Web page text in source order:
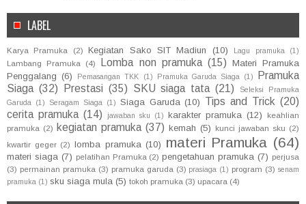
LABEL
Karya Pramuka (2) Kegiatan Sako SIT Madiun (10) Lagu pramuka (1)
Lambang Pramuka (4) Lomba non pramuka (15) Materi Pramuka
Penggalang (6) Pemasangan TKK (1) Pramuka Garuda Siaga (1)
Pramuka
Siaga (32) Prestasi (35) SKU siaga tata (21)
Seleksi Pramuka
Garuda
(1) Seragam Siaga (1) Siaga Garuda (10) Tips and Trick (20)
cerita pramuka (14) jawaban sku (1) karakter pramuka (12)
keahlian
pramuka (2) kegiatan pramuka (37) kemah (5) kunci jawaban sku (2)
kwartir geger (2) lomba pramuka (10) materi Pramuka (64)
materi siaga (7) pelatihan Pramuka (2) pengetahuan pramuka (7) perjusa
(3) permainan pramuka (3) pramuka garuda (3) prasiaga (1) program (3) senam
pramuka (1) sku siaga mula (5) tokoh pramuka (3) upacara (4)